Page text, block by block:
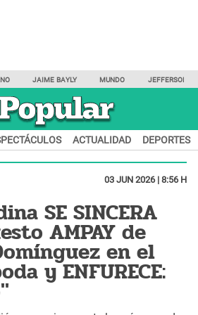
JAIME BAYLY MUNDO JEFFERSON
ACTUALIDAD DEPORTES
03 JUN 2026 | 8:56 H
SE SINCERA
AMPAY de
en el
y ENFURECE: